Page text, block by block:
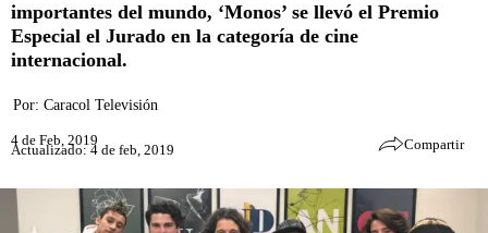
importantes del mundo, ‘Monos’ se llevó el Premio
Especial el Jurado en la categoría de cine
internacional.
Por: Caracol Televisión
4 de Feb, 2019
Actualizado: 4 de feb, 2019 Compartir